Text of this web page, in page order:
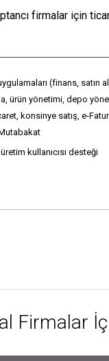
firmalar için
(finans, satın
ürün yönetimi, depo
konsinye satış, e-
kullanıcısı desteği
Firmalar